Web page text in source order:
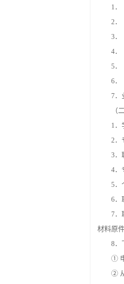
1．
2．
3．
4．
5．
6．
7．
（
1．
2．
3．
4．
5．
6．
7．
材料原件
8．
①
②